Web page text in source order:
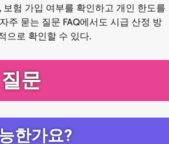
보험 가입 여부를 확인하고 개인 한도를
주 묻는 질문 FAQ에서도 시급 산정 방
으로 확인할 수 있다.
문
한가요?